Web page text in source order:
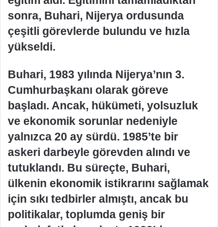
sonra, Buhari, Nijerya ordusunda
çeşitli görevlerde bulundu ve hızla
yükseldi.
Buhari, 1983 yılında Nijerya’nın 3.
Cumhurbaşkanı olarak göreve
başladı. Ancak, hükümeti, yolsuzluk
ve ekonomik sorunlar nedeniyle
yalnızca 20 ay sürdü. 1985’te bir
askeri darbeyle görevden alındı ve
tutuklandı. Bu süreçte, Buhari,
ülkenin ekonomik istikrarını sağlamak
için sıkı tedbirler almıştı, ancak bu
politikalar, toplumda geniş bir